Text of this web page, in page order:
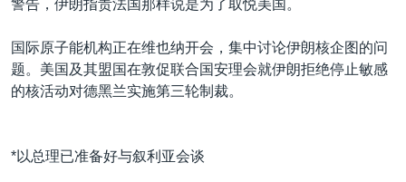
警告，伊朗指责法国那样说是为了取悦美国。
国际原子能机构正在维也纳开会，集中讨论伊朗核企图的问
题。美国及其盟国在敦促联合国安理会就伊朗拒绝停止敏感
的核活动对德黑兰实施第三轮制裁。
*以总理已准备好与叙利亚会谈